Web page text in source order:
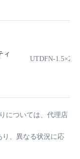
ィ
UTDFN-1.5×2-
については、代理店
、異なる状況に応